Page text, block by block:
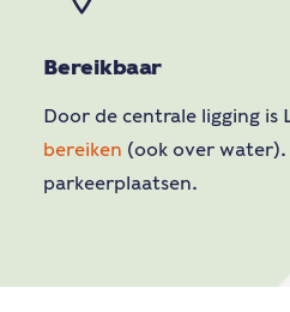
Bereikbaar
Door de centrale ligging is
bereiken (ook over
parkeerplaatsen.